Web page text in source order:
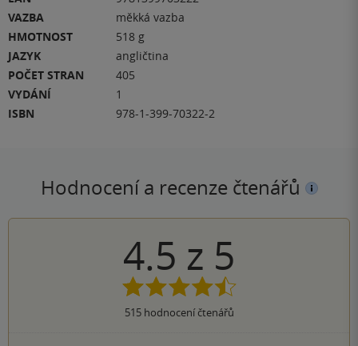
VAZBA
měkká vazba
HMOTNOST
518 g
JAZYK
angličtina
POČET STRAN
405
VYDÁNÍ
1
ISBN
978-1-399-70322-2
Hodnocení a recenze čtenářů
4.5 z 5
515hodnocení čtenářů